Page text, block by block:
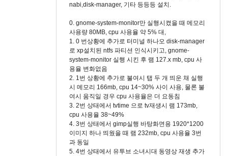
nabi,disk-manager, 기타 등등등 설치.
0. gnome-system-monitor만 실행시켰을 때 메모리
사용량 80MB, cpu 사용율 약 5% 대,
1. 0 번상황에 추가로 터미널 하나오 disk-manager
로 xp설치된 ntfs 파티션 인식시키고, gnome-
system-monitor 실행 시킨 후 램 127.x mb, cpu 사
용율 변화없음
2. 1번 상황에 추가로 불여시 탭 두 개 띄운 채 실행
시 메모리 166mb, cpu 14~30% 사이 사용, 물론 불
여시 움직일 경우 cpu 사용율은 더 요동침
3. 2번 상태에서 tvtime 으로 tv재생시 램 173mb,
cpu 사용율 38~49%
4. 3번 상태에서 gimp실행 바탕화면용 1920*1200
이미지 하나 띄웠을 때 램 232mb, cpu 사용율 3번
과 동일
5. 4번 상태에서 유투브 소녀시대 동영상 재생 추가